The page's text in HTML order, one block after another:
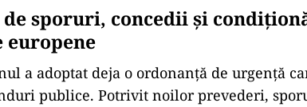
de sporuri, concedii și
a adoptat deja o ordonanță de urgență
publice. Potrivit noilor prevederi,